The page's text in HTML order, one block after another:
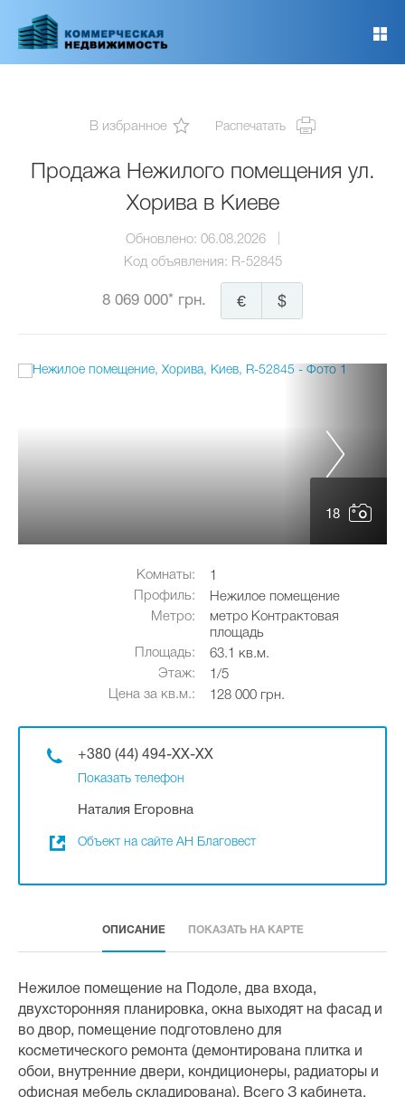
основному
В избранное Распечатать
Продажа Нежилого помещения ул.
Хорива в Киеве
Обновлено: 06.08.2026
Код объявления: R-52845
8 069 000* грн. $
€
18
Комнаты:
1
Профиль:
Нежилое помещение
Метро:
метро Контрактовая
площадь
Площадь:
63.1 кв.м.
Этаж:
1/5
Цена за кв.м.:
128 000 грн.
+380 (44) 494-XX-XX
Показать телефон
Наталия Егоровна
Объект на сайте АН Благовест
ОПИСАНИЕ ПОКАЗАТЬ НА КАРТЕ
Нежилое помещение на Подоле, два входа,
двухсторонняя планировка, окна выходят на фасад и
во двор, помещение подготовлено для
косметического ремонта (демонтирована плитка и
обои, внутренние двери, кондиционеры, радиаторы и
офисная мебель складирована). Всего З кабинета,